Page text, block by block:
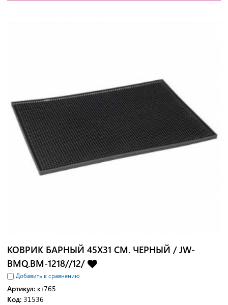
КОВРИК БАРНЫЙ 45Х31 СМ. ЧЕРНЫЙ / JW-
BMQ.BM-1218//12/
Добавить к сравнению
Артикул: кт765
Код: 31536